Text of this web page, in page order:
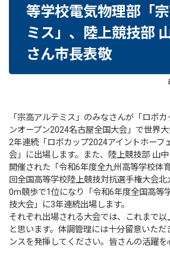
等学校電気物理部「
ミス」、陸上競技部
さん市長表敬
「宗高アルテミス」のみなさんが「ロボ
ンオープン2024名古屋全国大会」で世界大
2年連続「ロボカップ2024アイントホーフ
会」に出場します。また、陸上競技部 山
開催された「令和6年度全九州高等学校体
回全国高等学校陸上競技対抗選手権大会
0m競歩で1位になり「令和6年度全国高等
技大会」に3年連続出場します。
それぞれ出場される大会では、これまで以
と思います。体調管理には十分留意いた
ンスを発揮してください。皆さんの活躍を